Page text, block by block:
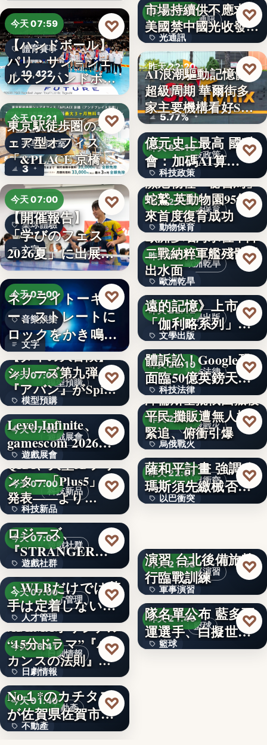
12
今天 07:59
體育賽事
10,422
【ハンドボール】
パリ・サン＝ジェ
ルマン ハンドボー
ルジ…
♡
今天 07:21
共享辦公室
3
東京駅徒歩圏のシ
ェア型オフィス
「&PLACE 京橋
（アン…
♡
今天 07:00
桌球體驗
文字
【開催報告】
「学びのフェス
2026夏」に出展
Ｔリー…
♡
今天 07:00
音樂娛樂
文字
ネクライトーキ
ー、ストレートに
ロックをかき鳴ら
す新曲「余…
♡
模型預購
今天 07:00
模型預購
65,780
【ダイの大冒険】
シリーズ第九弾
『アバン』がSpi…
♡
遊戲展會
今天 07:00
遊戲展會
文字
Level Infinite、
gamescom 2026…
♡
科技新品
今天 07:00
科技新品
18%
QIDI、大型3Dプリ
ンター「Plus5」を
発表——より…
♡
遊戲社群
今天 07:00
遊戲社群
文字
シンセカイテクノ
ロジーズ、
『STRANGER
THAN…
♡
人才管理
今天 07:00
人才管理
文字
【9/2 富山】賃上げ
・WLBだけでは若
手は定着しない？
…
♡
日劇情報
今天 06:41
日劇情報
5
ABEMAオリジナル
“15分ドラマ”『バ
カンスの法則』
の…
♡
不動產
今天 01:40
不動產
中古住宅買取再販
No１*のカチタス
が佐賀県佐賀市の
「空家…
♡
「コグー」などの
文字
光通訊
昨天 22:20
光通訊
672%
市場持續供不應求
美國禁中國光收發器
有…
♡
昨天 22:20
產業趨勢
5.77%
AI浪潮驅動記憶體
超級周期 華爾街多
家主要機構看好SK
海…
♡
科技政策
昨天 22:18
科技政策
文字
2027科技預算1823
億元史上最高 國科
會：加碼AI算…
♡
動物保育
昨天 22:16
動物保育
95
瀕危物種「秘書鳥」
蛇鷲 英動物園95年
來首度復育成功
♡
歐洲乾旱
昨天 22:12
歐洲乾旱
200
歐洲多瑙河水位下降
二戰納粹軍艦殘骸露
出水面
♡
文學出版
昨天 22:12
文學出版
文字
東野圭吾遺作《永
遠的記憶》上市
「伽利略系列」正
式結束
♡
科技法律
昨天 22:10
科技法律
文字
88萬家企業納入集
體訴訟！Google恐
面臨50億英鎊天…
♡
烏俄戰火
昨天 22:03
烏俄戰火
967
澤倫斯基批俄國獵殺
平民 攤販遭無人機
緊追、俯衝引爆
♡
以巴衝突
昨天 22:01
以巴衝突
納坦雅胡未同意加
薩和平計畫 強調哈
瑪斯須先繳械否則
不撤軍
♡
中東政局
60%
打臉川普和平方案？
納坦雅胡強硬表態：
哈瑪斯不繳械，以軍
政治風暴
文字
店家「蓋住蔣萬安
簽名」遭刷一星
♡
軍事演習
昨天 21:58
軍事演習
文字
演習 台北後備旅執
行臨戰訓練
♡
籃球
昨天 21:46
籃球
瓊斯盃籃球賽中華
隊名單公布 藍多亞
運選手、白擬世大
運陣容
♡